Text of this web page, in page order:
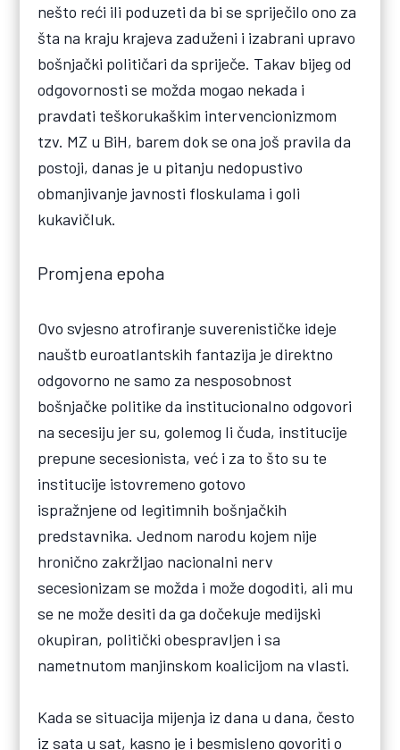
nešto reći ili poduzeti da bi se spriječilo ono za
šta na kraju krajeva zaduženi i izabrani upravo
bošnjački političari da spriječe. Takav bijeg od
odgovornosti se možda mogao nekada i
pravdati teškorukaškim intervencionizmom
tzv. MZ u BiH, barem dok se ona još pravila da
postoji, danas je u pitanju nedopustivo
obmanjivanje javnosti floskulama i goli
kukavičluk.
Promjena epoha
Ovo svjesno atrofiranje suverenističke ideje
nauštb euroatlantskih fantazija je direktno
odgovorno ne samo za nesposobnost
bošnjačke politike da institucionalno odgovori
na secesiju jer su, golemog li čuda, institucije
prepune secesionista, već i za to što su te
institucije istovremeno gotovo
ispražnjene od legitimnih bošnjačkih
predstavnika. Jednom narodu kojem nije
hronično zakržljao nacionalni nerv
secesionizam se možda i može dogoditi, ali mu
se ne može desiti da ga dočekuje medijski
okupiran, politički obespravljen i sa
nametnutom manjinskom koalicijom na vlasti.
Kada se situacija mijenja iz dana u dana, često
iz sata u sat, kasno je i besmisleno govoriti o